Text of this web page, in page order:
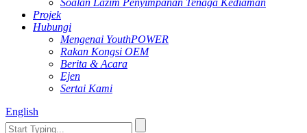
Soalan Lazim Penyimpanan Tenaga Kediaman
Projek
Hubungi
Mengenai YouthPOWER
Rakan Kongsi OEM
Berita & Acara
Ejen
Sertai Kami
English